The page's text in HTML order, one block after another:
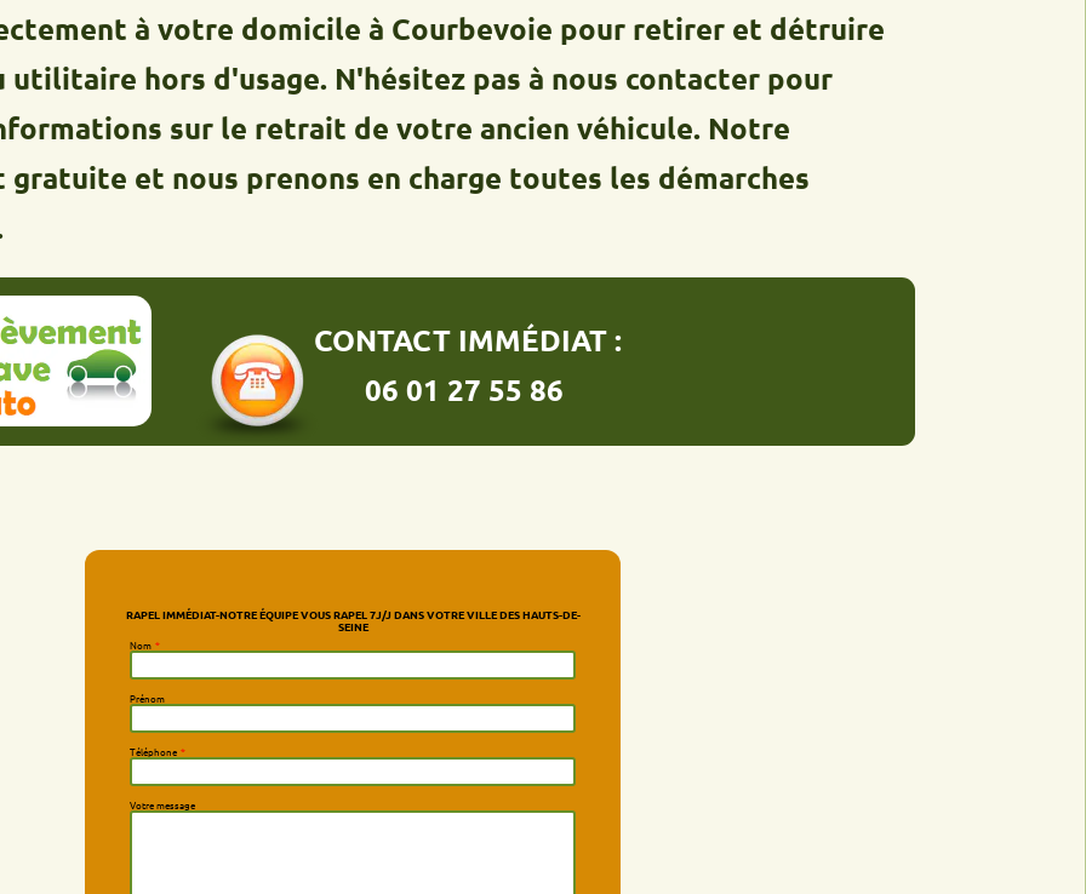
à votre domicile à Courbevoie pour retirer et détruire
hors d'usage. N'hésitez pas à nous contacter pour
sur le retrait de votre ancien véhicule. Notre
et nous prenons en charge toutes les démarches
CONTACT IMMÉDIAT :
06 01 27 55 86
RAPEL IMMÉDIAT-NOTRE ÉQUIPE VOUS RAPEL 7J/J DANS VOTRE VILLE DES HAUTS-DE-
SEINE